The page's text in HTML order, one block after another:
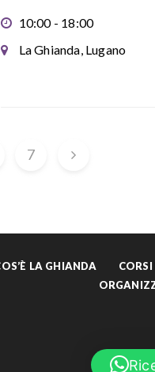
10:00 - 18:00
La Ghianda, Lugano
7
LA GHIANDA